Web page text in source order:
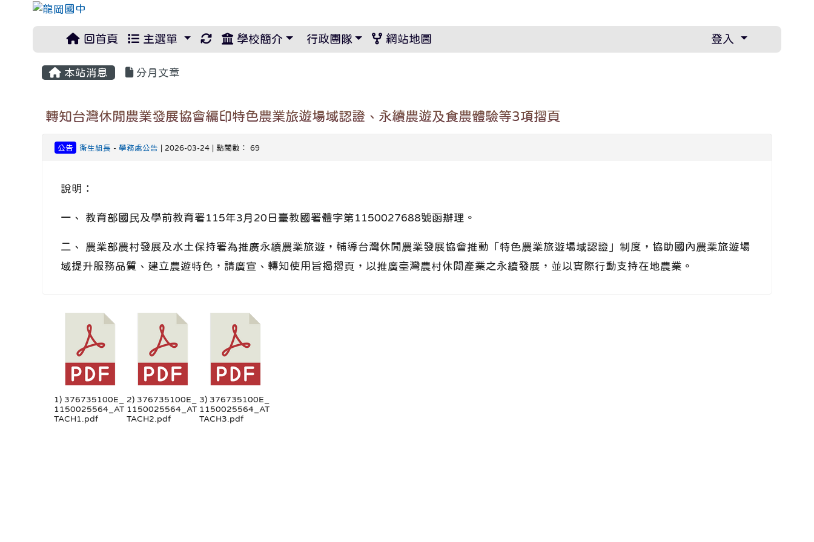
回首頁 主選單 重新取得佈景設定
學校簡介 行政團隊 網站地圖 登入
本站消息 分月文章
轉知台灣休閒農業發展協會編印特色農業旅遊場域認證、永續農遊及食農體驗等3項摺頁
公告 衛生組長 - 學務處公告 | 2026-03-24 | 點閱數： 69
說明：
一、 教育部國民及學前教育署115年3月20日臺教國署體字第1150027688號函辦理。
二、 農業部農村發展及水土保持署為推廣永續農業旅遊，輔導台灣休閒農業發展協會推動「特色農業旅遊場域認證」制度，協助國內農業旅遊場
域提升服務品質、建立農遊特色，請廣宣、轉知使用旨揭摺頁，以推廣臺灣農村休閒產業之永續發展，並以實際行動支持在地農業。
1) 376735100E_
1150025564_AT
TACH1.pdf
2) 376735100E_
1150025564_AT
TACH2.pdf
3) 376735100E_
1150025564_AT
TACH3.pdf